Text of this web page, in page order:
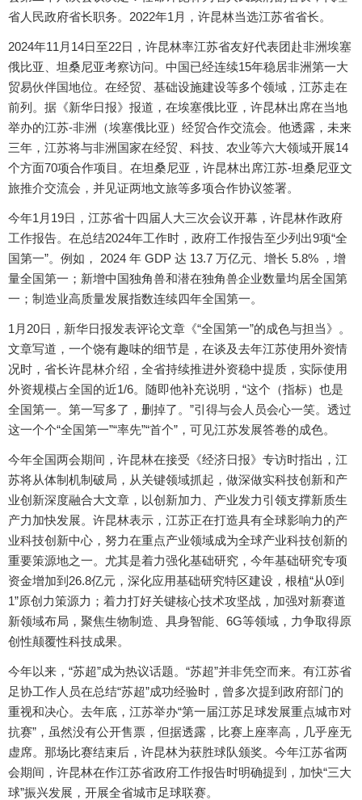
省人民政府省长职务。2022年1月，许昆林当选江苏省省长。
2024年11月14日至22日，许昆林率江苏省友好代表团赴非洲埃塞
俄比亚、坦桑尼亚考察访问。中国已经连续15年稳居非洲第一大
贸易伙伴国地位。在经贸、基础设施建设等多个领域，江苏走在
前列。据《新华日报》报道，在埃塞俄比亚，许昆林出席在当地
举办的江苏-非洲（埃塞俄比亚）经贸合作交流会。他透露，未来
三年，江苏将与非洲国家在经贸、科技、农业等六大领域开展14
个方面70项合作项目。在坦桑尼亚，许昆林出席江苏-坦桑尼亚文
旅推介交流会，并见证两地文旅等多项合作协议签署。
今年1月19日，江苏省十四届人大三次会议开幕，许昆林作政府
工作报告。在总结2024年工作时，政府工作报告至少列出9项“全
国第一”。例如， 2024 年 GDP 达 13.7 万亿元、增长 5.8% ，增
量全国第一；新增中国独角兽和潜在独角兽企业数量均居全国第
一；制造业高质量发展指数连续四年全国第一。
1月20日，新华日报发表评论文章《“全国第一”的成色与担当》。
文章写道，一个饶有趣味的细节是，在谈及去年江苏使用外资情
况时，省长许昆林介绍，全省持续推进外资稳中提质，实际使用
外资规模占全国的近1/6。随即他补充说明，“这个（指标）也是
全国第一。第一写多了，删掉了。”引得与会人员会心一笑。透过
这一个个“全国第一”“率先”“首个”，可见江苏发展答卷的成色。
今年全国两会期间，许昆林在接受《经济日报》专访时指出，江
苏将从体制机制破局，从关键领域抓起，做深做实科技创新和产
业创新深度融合大文章，以创新加力、产业发力引领支撑新质生
产力加快发展。许昆林表示，江苏正在打造具有全球影响力的产
业科技创新中心，努力在重点产业领域成为全球产业科技创新的
重要策源地之一。尤其是着力强化基础研究，今年基础研究专项
资金增加到26.8亿元，深化应用基础研究特区建设，根植“从0到
1”原创力策源力；着力打好关键核心技术攻坚战，加强对新赛道
新领域布局，聚焦生物制造、具身智能、6G等领域，力争取得原
创性颠覆性科技成果。
今年以来，“苏超”成为热议话题。“苏超”并非凭空而来。有江苏省
足协工作人员在总结“苏超”成功经验时，曾多次提到政府部门的
重视和决心。去年底，江苏举办“第一届江苏足球发展重点城市对
抗赛”，虽然没有公开售票，但据透露，比赛上座率高，几乎座无
虚席。那场比赛结束后，许昆林为获胜球队颁奖。今年江苏省两
会期间，许昆林在作江苏省政府工作报告时明确提到，加快“三大
球”振兴发展，开展全省城市足球联赛。